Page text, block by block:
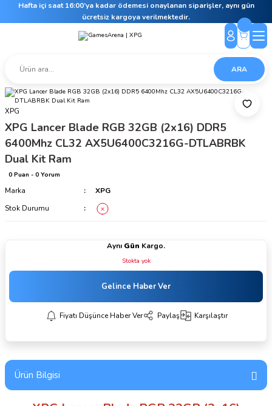
Hafta içi saat 16:00’ya kadar ödemesi onaylanan siparişler, aynı gün
ücretsiz kargoya verilmektedir.
ARA
XPG
XPG Lancer Blade RGB 32GB (2x16) DDR5
6400Mhz CL32 AX5U6400C3216G-DTLABRBK
Dual Kit Ram
0 Puan - 0 Yorum
Marka
XPG
Stok Durumu
Aynı Gün Kargo.
Stokta yok
Gelince Haber Ver
Fiyatı Düşünce Haber Ver Paylaş Karşılaştır
Ürün Bilgisi